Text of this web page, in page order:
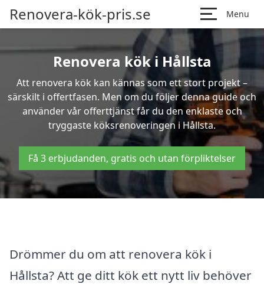
Renovera-kök-pris.se Menu
Renovera kök i Hållsta
Att renovera kök kan kännas som ett stort projekt –
särskilt i offertfasen. Men om du följer denna guide och
använder vår offerttjänst får du den enklaste och
tryggaste köksrenoveringen i Hållsta.
Få 3 erbjudanden, gratis och utan förpliktelser
Drömmer du om att renovera kök i
Hållsta? Att ge ditt kök ett nytt liv behöver